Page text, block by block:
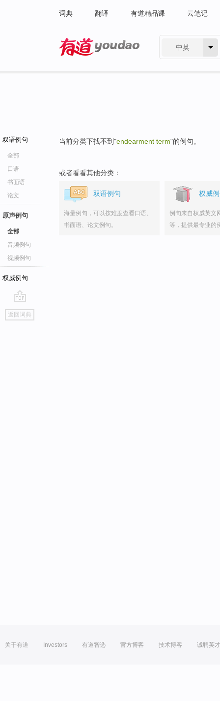
词典 翻译 有道精品课 云笔记
中英
双语例句
全部
口语
书面语
论文
原声例句
全部
音频例句
视频例句
权威例句
go
top
返回词典
当前分类下找不到"endearment term"的例句。
或者看看其他分类：
双语例句
海量例句，可以按难度查看口语、
书面语、论文例句。
权威
例句来自权威英文
等，提供最专业的
关于有道 Investors 有道智选 官方博客 技术博客 诚聘英才